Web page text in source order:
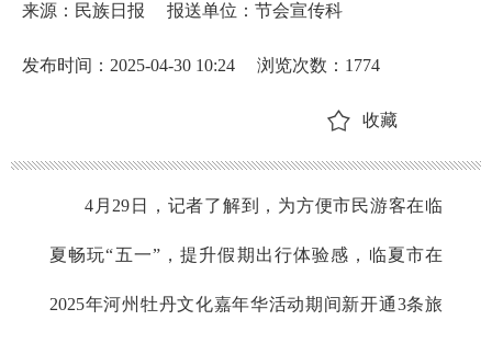
来源：民族日报 报送单位：节会宣传科
发布时间：2025-04-30 10:24 浏览次数： 1774
收藏
4月29日，记者了解到，为方便市民游客在临
夏畅玩“五一”，提升假期出行体验感，临夏市在
2025年河州牡丹文化嘉年华活动期间新开通3条旅